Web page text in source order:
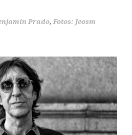
Prado, Fotos: Jeosm